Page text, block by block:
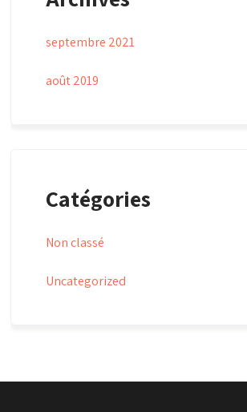
septembre 2021
août 2019
Catégories
Non classé
Uncategorized